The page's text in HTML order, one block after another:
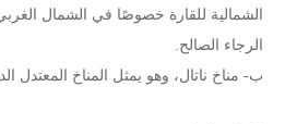
الشمالية للقارة خصوصًا في الشمال
الرجاء الصالح.
ب- مناخ ناتال، وهو يمثل المناخ المعتدل